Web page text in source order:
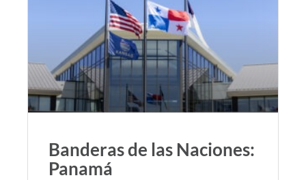
Banderas de las Naciones:
Panamá